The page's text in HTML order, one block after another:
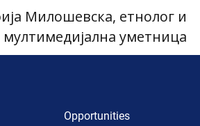
Милошевска, етнолог и
мултимедијална уметница
Opportunities